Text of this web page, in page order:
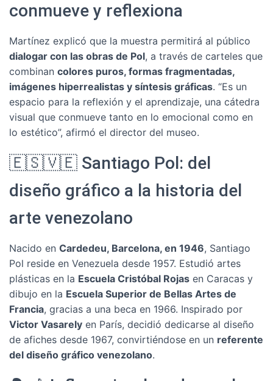
conmueve y reflexiona
Martínez explicó que la muestra permitirá al público
dialogar con las obras de Pol, a través de carteles que
combinan colores puros, formas fragmentadas,
imágenes hiperrealistas y síntesis gráficas. “Es un
espacio para la reflexión y el aprendizaje, una cátedra
visual que conmueve tanto en lo emocional como en
lo estético”, afirmó el director del museo.
🇪🇸🇻🇪 Santiago Pol: del
diseño gráfico a la historia del
arte venezolano
Nacido en Cardedeu, Barcelona, en 1946, Santiago
Pol reside en Venezuela desde 1957. Estudió artes
plásticas en la Escuela Cristóbal Rojas en Caracas y
dibujo en la Escuela Superior de Bellas Artes de
Francia, gracias a una beca en 1966. Inspirado por
Victor Vasarely en París, decidió dedicarse al diseño
de afiches desde 1967, convirtiéndose en un referente
del diseño gráfico venezolano.